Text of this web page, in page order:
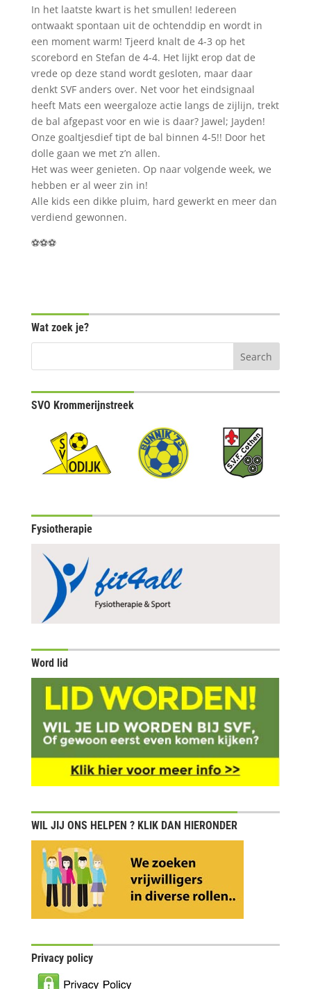
In het laatste kwart is het smullen! Iedereen
ontwaakt spontaan uit de ochtenddip en wordt in
een moment warm! Tjeerd knalt de 4-3 op het
scorebord en Stefan de 4-4. Het lijkt erop dat de
vrede op deze stand wordt gesloten, maar daar
denkt SVF anders over. Net voor het eindsignaal
heeft Mats een weergaloze actie langs de zijlijn, trekt
de bal afgepast voor en wie is daar? Jawel; Jayden!
Onze goaltjesdief tipt de bal binnen 4-5!! Door het
dolle gaan we met z’n allen.
Het was weer genieten. Op naar volgende week, we
hebben er al weer zin in!
Alle kids een dikke pluim, hard gewerkt en meer dan
verdiend gewonnen.
⚽️⚽️⚽️
Wat zoek je?
SVO Krommerijnstreek
Fysiotherapie
Word lid
WIL JIJ ONS HELPEN ? KLIK DAN HIERONDER
Privacy policy